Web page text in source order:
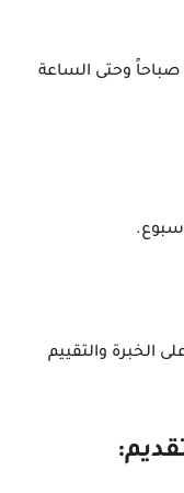
تبدأ من الساعة 10:00 صباحاً وحتى الساعة
الخبرة والتقييم